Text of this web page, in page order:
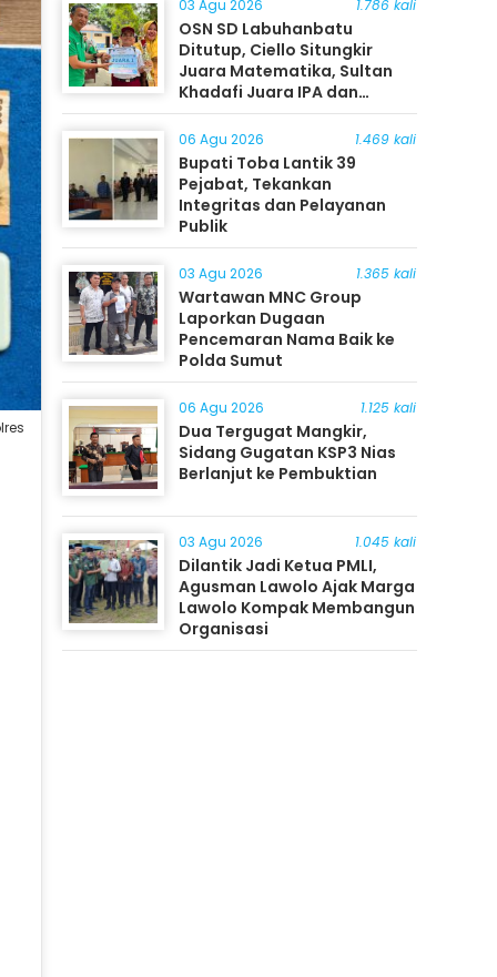
03 Agu 2026 1.786 kali
OSN SD Labuhanbatu
Ditutup, Ciello Situngkir
Juara Matematika, Sultan
Khadafi Juara IPA dan
Timothy Rangkuti Juara IPS
06 Agu 2026 1.469 kali
Bupati Toba Lantik 39
Pejabat, Tekankan
Integritas dan Pelayanan
Publik
03 Agu 2026 1.365 kali
Wartawan MNC Group
Laporkan Dugaan
Pencemaran Nama Baik ke
Polda Sumut
06 Agu 2026 1.125 kali
Dua Tergugat Mangkir,
Sidang Gugatan KSP3 Nias
Berlanjut ke Pembuktian
03 Agu 2026 1.045 kali
Dilantik Jadi Ketua PMLI,
Agusman Lawolo Ajak Marga
Lawolo Kompak Membangun
Organisasi